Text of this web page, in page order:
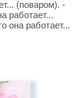
(поваром). -
работает...
она работает...